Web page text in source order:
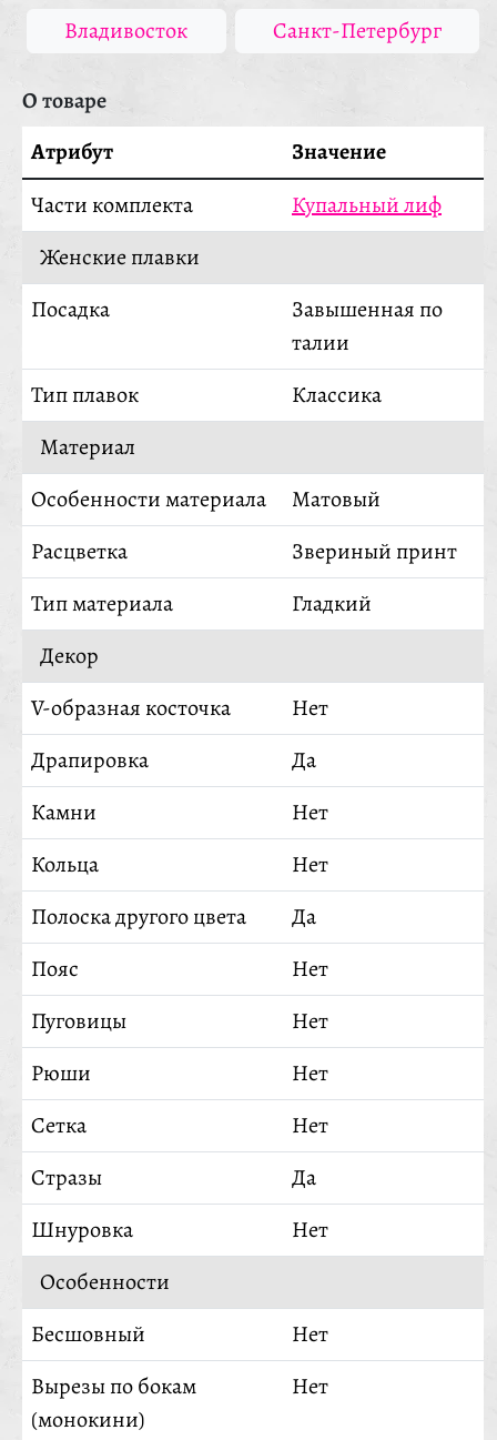
Владивосток Санкт-Петербург
О товаре
Атрибут
Значение
Части комплекта
Купальный лиф
Женские плавки
Посадка
Завышенная по
талии
Тип плавок
Классика
Материал
Особенности материала
Матовый
Расцветка
Звериный принт
Тип материала
Гладкий
Декор
V-образная косточка
Нет
Драпировка
Да
Камни
Нет
Кольца
Нет
Полоска другого цвета
Да
Пояс
Нет
Пуговицы
Нет
Рюши
Нет
Сетка
Нет
Стразы
Да
Шнуровка
Нет
Особенности
Бесшовный
Нет
Вырезы по бокам
(монокини)
Нет